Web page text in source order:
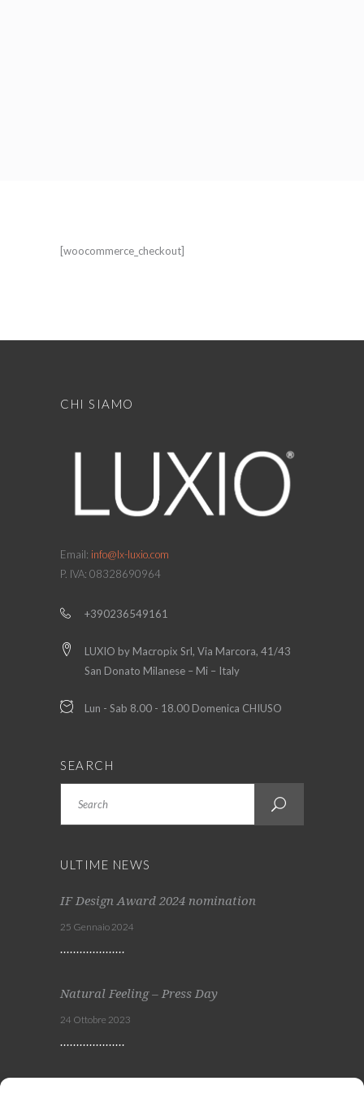
[woocommerce_checkout]
CHI SIAMO
Email: info@lx-luxio.com
P. IVA: 08328690964
+390236549161
LUXIO by Macropix Srl, Via Marcora, 41/43
San Donato Milanese – Mi – Italy
Lun - Sab 8.00 - 18.00 Domenica CHIUSO
SEARCH
ULTIME NEWS
IF Design Award 2024 nomination
25 Gennaio 2024
Natural Feeling – Press Day
24 Ottobre 2023